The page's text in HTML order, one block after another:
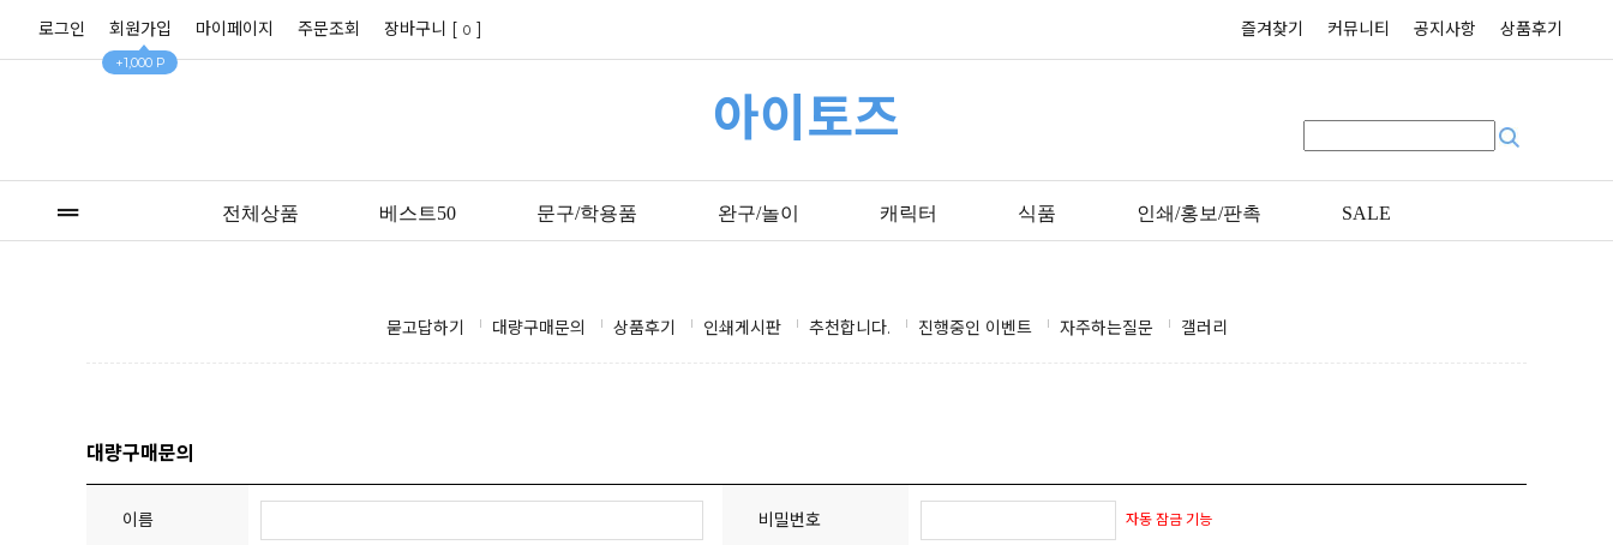
로그인 회원가입
+1,000 P
마이페이지 주문조회 장바구니 [ 0 ] 즐겨찾기 커뮤니티 공지사항 상품후기
아이토즈
전체상품 베스트50 문구/학용품 완구/놀이 캐릭터 식품 인쇄/홍보/판촉 SALE
묻고답하기 대량구매문의 상품후기 인쇄게시판 추천합니다. 진행중인 이벤트 자주하는질문 갤러리
대량구매문의
이름 비밀번호 자동 잠금 기능